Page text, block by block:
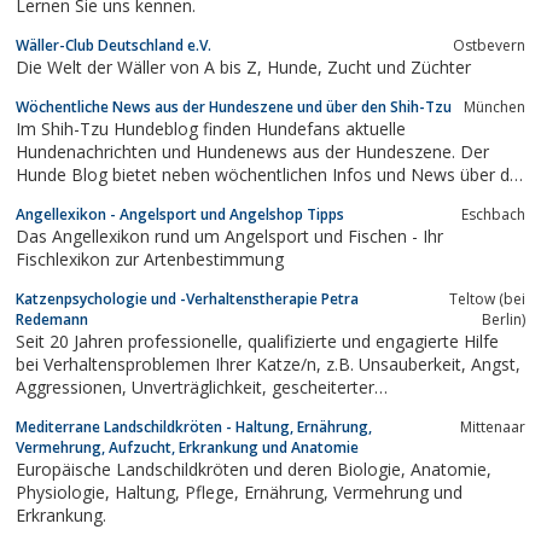
Lernen Sie uns kennen.
Wäller-Club Deutschland e.V. Ostbevern
Die Welt der Wäller von A bis Z, Hunde, Zucht und Züchter
Wöchentliche News aus der Hundeszene und über den Shih-Tzu München
Im Shih-Tzu Hundeblog finden Hundefans aktuelle
Hundenachrichten und Hundenews aus der Hundeszene. Der
Hunde Blog bietet neben wöchentlichen Infos und News über die
Informationen über Hundeerziehung in der Hundeschule, den
Hundefriseur sowie einen mobilen Hundesalon. Der...
Angellexikon - Angelsport und Angelshop Tipps Eschbach
Das Angellexikon rund um Angelsport und Fischen - Ihr
Fischlexikon zur Artenbestimmung
Katzenpsychologie und -Verhaltenstherapie Petra
Redemann
Teltow (bei
Berlin)
Seit 20 Jahren professionelle, qualifizierte und engagierte Hilfe
bei Verhaltensproblemen Ihrer Katze/n, z.B. Unsauberkeit, Angst,
Aggressionen, Unverträglichkeit, gescheiterter
selbst entwickelten Therapiemethoden, Ernährungsberatung,
Bachblütentherapie uvm....
Mediterrane Landschildkröten - Haltung, Ernährung,
Vermehrung, Aufzucht, Erkrankung und Anatomie
Mittenaar
Europäische Landschildkröten und deren Biologie, Anatomie,
Physiologie, Haltung, Pflege, Ernährung, Vermehrung und
Erkrankung.